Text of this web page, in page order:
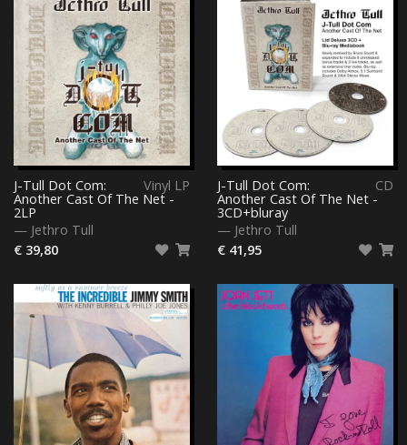
Vinyl LP
J-Tull Dot Com:
Another Cast Of The Net -
2LP
— Jethro Tull
€ 39,80
CD
J-Tull Dot Com:
Another Cast Of The Net -
3CD+bluray
— Jethro Tull
€ 41,95